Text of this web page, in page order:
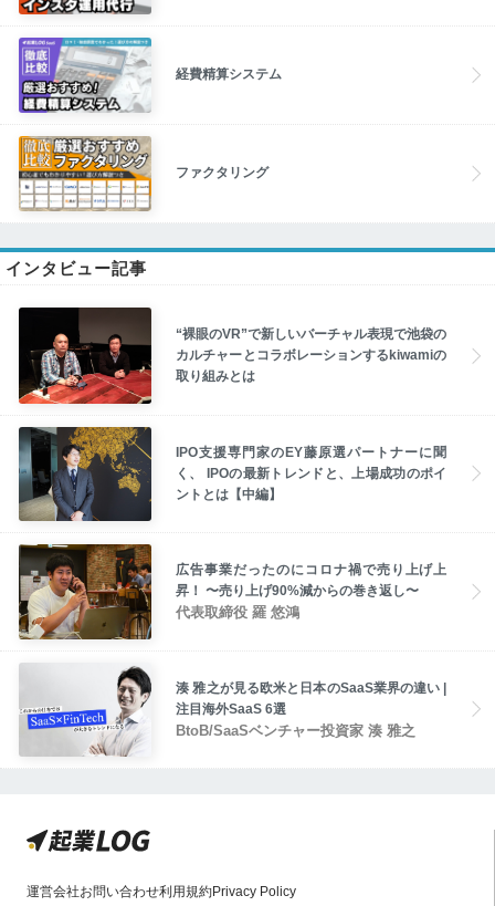
経費精算システム
ファクタリング
インタビュー記事
“裸眼のVR”で新しいバーチャル表現で池袋の
カルチャーとコラボレーションするkiwamiの
取り組みとは
IPO支援専門家のEY藤原選パートナーに聞
く、 IPOの最新トレンドと、上場成功のポイ
ントとは【中編】
広告事業だったのにコロナ禍で売り上げ上
昇！ 〜売り上げ90%減からの巻き返し〜
代表取締役 羅 悠鴻
湊 雅之が見る欧米と日本のSaaS業界の違い |
注目海外SaaS 6選
BtoB/SaaSベンチャー投資家 湊 雅之
運営会社お問い合わせ利用規約Privacy Policy